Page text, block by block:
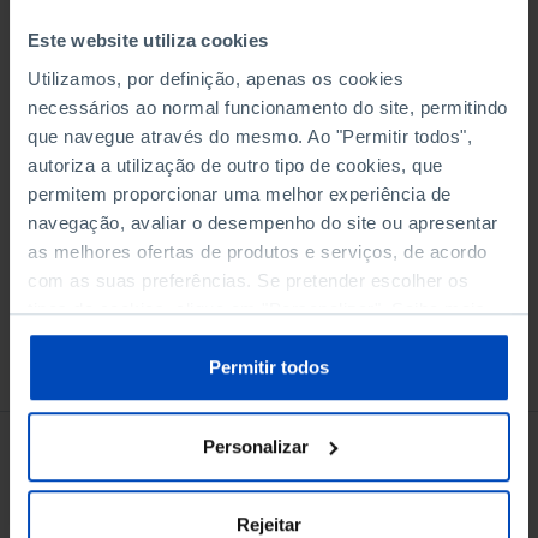
Este website utiliza cookies
Utilizamos, por definição, apenas os cookies
necessários ao normal funcionamento do site, permitindo
que navegue através do mesmo. Ao "Permitir todos",
autoriza a utilização de outro tipo de cookies, que
permitem proporcionar uma melhor experiência de
navegação, avaliar o desempenho do site ou apresentar
as melhores ofertas de produtos e serviços, de acordo
com as suas preferências. Se pretender escolher os
tipos de cookies, clique em "Personalizar". Saiba mais
sobre cookies através da gestão de preferências ou da
Política de Cookies.
Permitir todos
Personalizar
Rejeitar
Adicionar ao cesto
eBook
Conheça também